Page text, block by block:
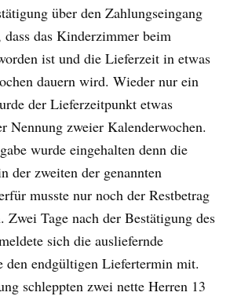
über den Zahlungseingang
das Kinderzimmer beim
ist und die Lieferzeit in etwas
dauern wird. Wieder nur ein
der Lieferzeitpunkt etwas
Nennung zweier Kalenderwochen.
wurde eingehalten denn die
der zweiten der genannten
musste nur noch der Restbetrag
Zwei Tage nach der Bestätigung des
sich die ausliefernde
den endgültigen Liefertermin mit.
schleppten zwei nette Herren 13